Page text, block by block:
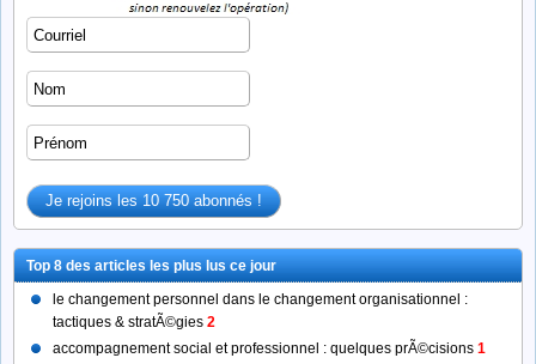
Top 8 des articles les plus lus ce jour
le changement personnel dans le changement organisationnel :
tactiques & stratÃ©gies 2
accompagnement social et professionnel : quelques prÃ©cisions 1